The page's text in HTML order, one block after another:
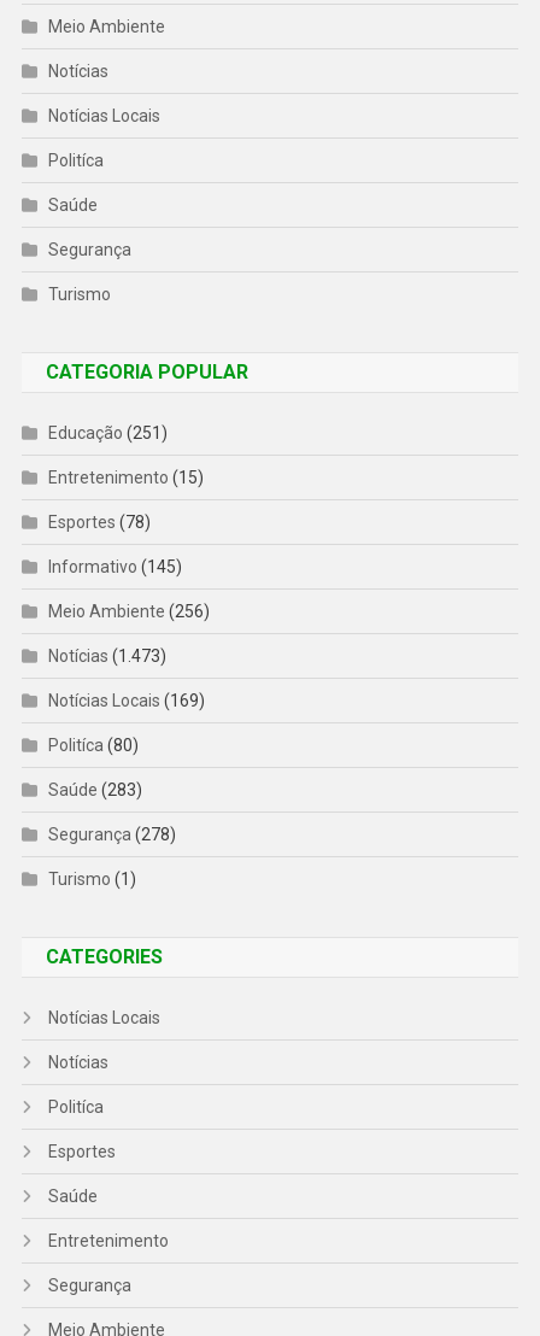
Meio Ambiente
Notícias
Notícias Locais
Politíca
Saúde
Segurança
Turismo
CATEGORIA POPULAR
Educação (251)
Entretenimento (15)
Esportes (78)
Informativo (145)
Meio Ambiente (256)
Notícias (1.473)
Notícias Locais (169)
Politíca (80)
Saúde (283)
Segurança (278)
Turismo (1)
CATEGORIES
Notícias Locais
Notícias
Politíca
Esportes
Saúde
Entretenimento
Segurança
Meio Ambiente